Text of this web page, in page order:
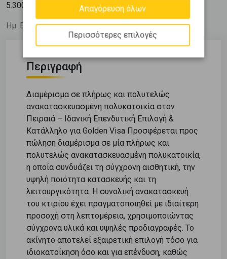
5.300
Ημ. Ενημέρωσης: 06/07/26
Περιγραφή
Διαμέρισμα σε πλήρως και πολυτελώς
ανακατασκευασμένη πολυκατοικία στον
Πειραιά – Ιδανική Επενδυτική Επιλογή &
Κατάλληλο για Golden Visa Προσφέρεται προς
πώληση διαμέρισμα σε μία πλήρως και
πολυτελώς ανακατασκευασμένη πολυκατοικία,
η οποία συνδυάζει τη σύγχρονη αισθητική, την
υψηλή ποιότητα κατασκευής και τη
λειτουργικότητα. Η συνολική ανακατασκευή
του κτιρίου έχει πραγματοποιηθεί με ιδιαίτερη
προσοχή στη λεπτομέρεια, χρησιμοποιώντας
σύγχρονα υλικά και υψηλές προδιαγραφές. Το
ακίνητο αποτελεί εξαιρετική επιλογή τόσο για
ιδιοκατοίκηση όσο και για επένδυση, καθώς
Απαγόρευση όλων
Περισσότερες επιλογές